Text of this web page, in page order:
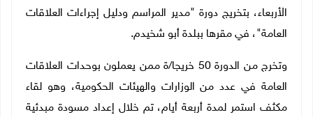
الأربعاء، بتخريج دورة "مدير المراسم ودليل إجراءات العلاقات
العامة"، في مقرها ببلدة أبو شخيدم.
‎وتخرج من الدورة 50 خريجا/ة ممن يعملون بوحدات العلاقات
العامة في عدد من الوزارات والهيئات الحكومية، وهو لقاء
مكثف استمر لمدة أربعة أيام، تم خلال إعداد مسودة مبدئية